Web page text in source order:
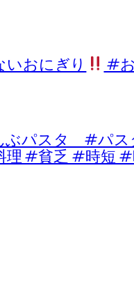
おにぎり #
ぶパスタ #パ
#貧乏 #時短